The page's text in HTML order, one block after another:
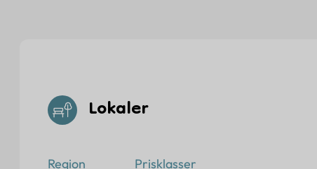
Lokaler
Region Prisklasser